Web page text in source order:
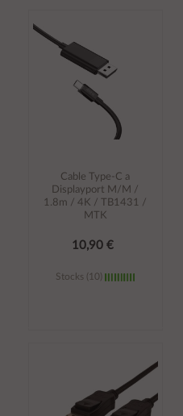
Cable Type-C a
Displayport M/M /
1.8m / 4K / TB1431 /
MTK
10,90 €
Stocks (10)